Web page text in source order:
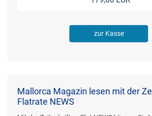
zur Kasse
Mallorca Magazin lesen mit der
Flatrate NEWS